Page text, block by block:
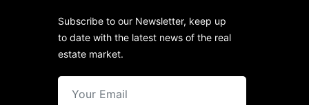
Subscribe to our Newsletter, keep up
to date with the latest news of the real
estate market.